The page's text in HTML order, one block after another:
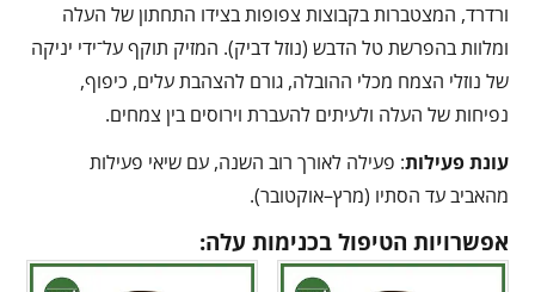
ורדרד, המצטברות בקבוצות צפופות בצידו התחתון של העלה
ומלוות בהפרשת טל הדבש (נוזל דביק). המזיק תוקף על־ידי יניקה
של נוזלי הצמח מכלי ההובלה, גורם להצהבת עלים, כיפוף,
נפיחות של העלה ולעיתים להעברת וירוסים בין צמחים.
עונת פעילות: פעילה לאורך רוב השנה, עם שיאי פעילות
מהאביב עד הסתיו (מרץ–אוקטובר).
אפשרויות הטיפול בכנימות עלה: